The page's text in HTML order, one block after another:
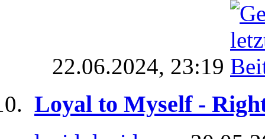
22.06.2024, 23:19
Loyal to Myself -